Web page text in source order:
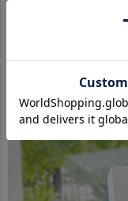
送り主さんのおめでとう
メッセージカードだから
専用の封筒にいれてお届